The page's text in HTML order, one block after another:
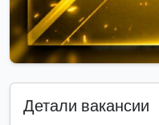
Детали вакансии